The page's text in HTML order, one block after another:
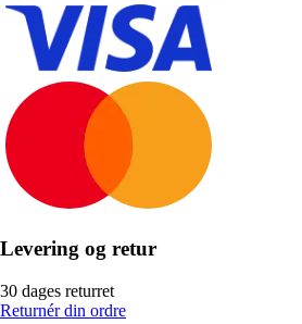
Levering og retur
30 dages returret
Returnér din ordre